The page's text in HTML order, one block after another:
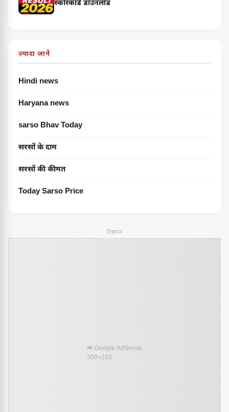
स्कोरकार्ड डाउनलोड
ज़्यादा जानें
Hindi news
Haryana news
sarso Bhav Today
सरसों के दाम
सरसों की कीमत
Today Sarso Price
विज्ञापन
📢 Google AdSense
300×250